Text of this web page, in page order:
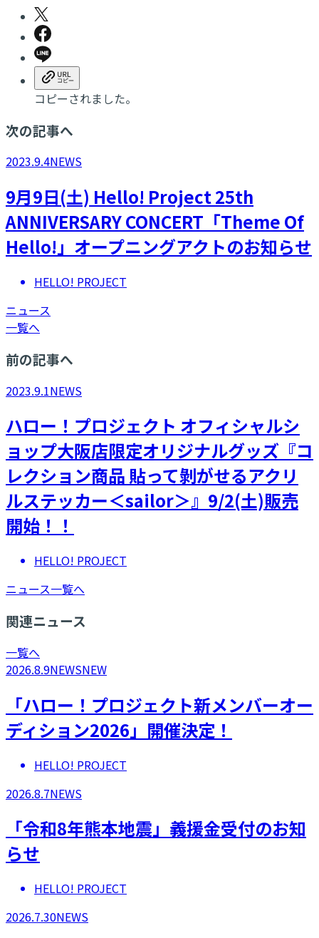
コピーされました。
次の記事へ
2023.9.4NEWS
9月9日(土) Hello! Project 25th
ANNIVERSARY CONCERT「Theme Of
Hello!」オープニングアクトのお知らせ
HELLO! PROJECT
ニュース
一覧へ
前の記事へ
2023.9.1NEWS
ハロー！プロジェクト オフィシャルシ
ョップ大阪店限定オリジナルグッズ『コ
レクション商品 貼って剝がせるアクリ
ルステッカー＜sailor＞』9/2(土)販売
開始！！
HELLO! PROJECT
ニュース一覧へ
関連ニュース
一覧へ
2026.8.9NEWSNEW
「ハロー！プロジェクト新メンバーオー
ディション2026」開催決定！
HELLO! PROJECT
2026.8.7NEWS
「令和8年熊本地震」義援金受付のお知
らせ
HELLO! PROJECT
2026.7.30NEWS